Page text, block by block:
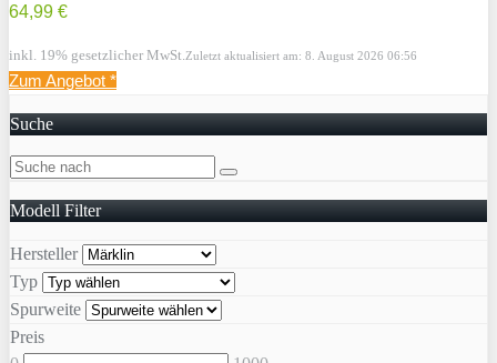
64,99 €
inkl. 19% gesetzlicher MwSt. Zuletzt aktualisiert am: 8. August 2026 06:56
Zum Angebot *
Suche
Modell Filter
Hersteller
Typ
Spurweite
Preis